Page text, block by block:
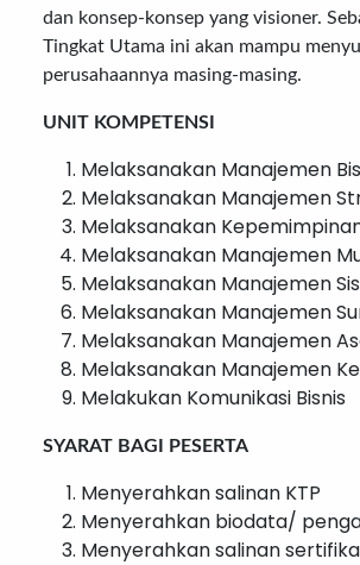
dan konsep-konsep yang visioner.
Tingkat Utama ini akan mampu
perusahaannya masing-masing.
UNIT KOMPETENSI
Melaksanakan Manajemen
Melaksanakan Manajemen
Melaksanakan
Melaksanakan Manajemen
Melaksanakan Manajemen
Melaksanakan Manajemen
Melaksanakan Manajemen
Melaksanakan Manajemen
Melakukan Komunikasi Bisnis
SYARAT BAGI PESERTA
Menyerahkan salinan KTP
Menyerahkan biodata/
Menyerahkan salinan